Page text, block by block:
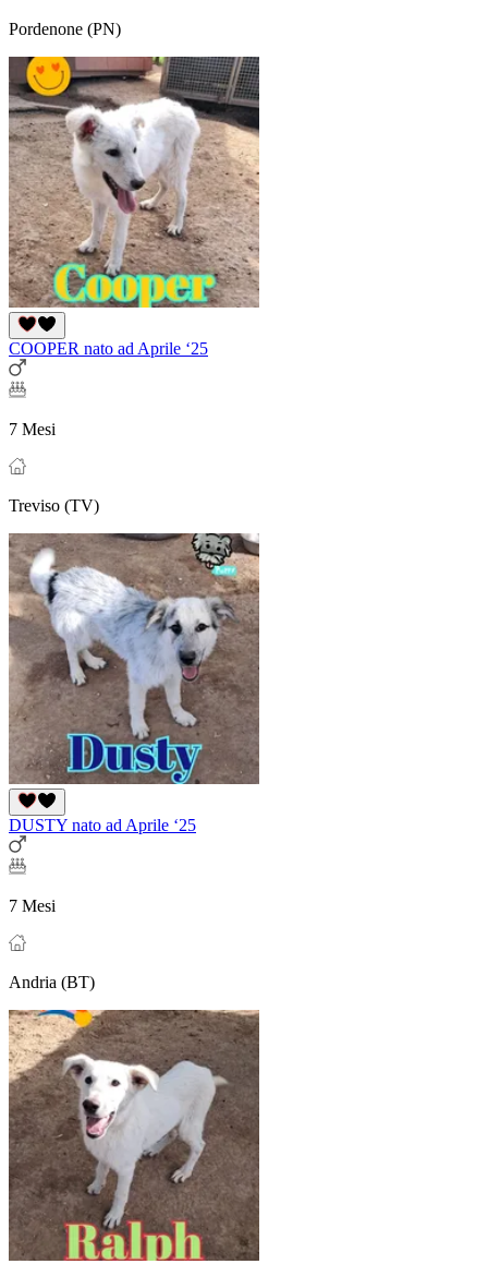
Pordenone (PN)
COOPER nato ad Aprile ‘25
7 Mesi
Treviso (TV)
DUSTY nato ad Aprile ‘25
7 Mesi
Andria (BT)